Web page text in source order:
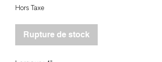
Hors Taxe
Rupture de stock